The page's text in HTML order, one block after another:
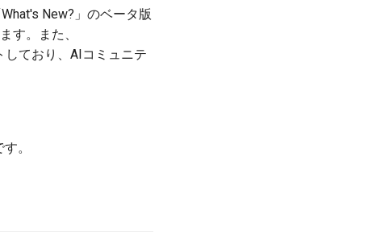
New?」のベータ版
す。また、
ており、AIコミュニテ
。